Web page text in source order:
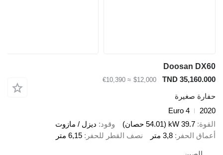
Doosan
TND
$12,000
≈ €10,390
Euro 4
39.7 kW (54.01 حصان)
وقود ديزل / مازوت
3,8 متر نصف القطر للحفر 6,15 متر